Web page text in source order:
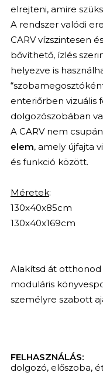
elrejteni, amire
A rendszer valódi
CARV vízszintesen
bővíthető, ízlés
helyezve is
enteriőrben vizuális
dolgozószobában
A CARV nem
elem, amely újfajta
és funkció között.
Méretek:
130x40x85cm
130x40x169cm
Alakítsd át otthonod
moduláris
személyre szabott
FELHASZNÁLÁS:
dolgozó, előszoba,